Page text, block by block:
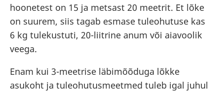
hoonetest on 15 ja metsast 20 meetrit. Et lõke
on suurem, siis tagab esmase tuleohutuse kas
6 kg tulekustuti, 20-liitrine anum või aiavoolik
veega.
Enam kui 3-meetrise läbimõõduga lõkke
asukoht ja tuleohutusmeetmed tuleb igal juhul